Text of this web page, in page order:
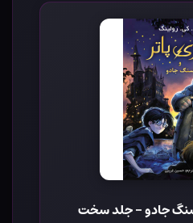
سنگ جادو - جلد سخت